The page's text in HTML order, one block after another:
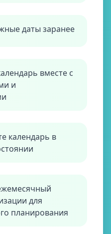
даты заранее
вместе с
и
календарь в
для
планирования